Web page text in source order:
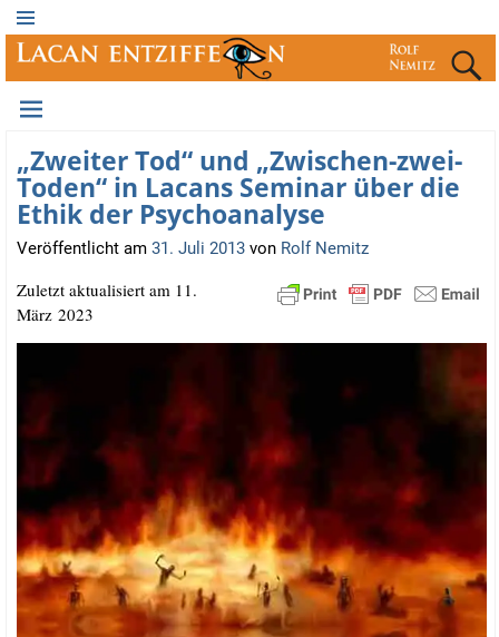
„Zweiter Tod“ und „Zwischen-zwei-
Toden“ in Lacans Seminar über die
Ethik der Psychoanalyse
Veröffentlicht am 31. Juli 2013 von Rolf Nemitz
Zuletzt aktua­li­siert am 11.
März 2023